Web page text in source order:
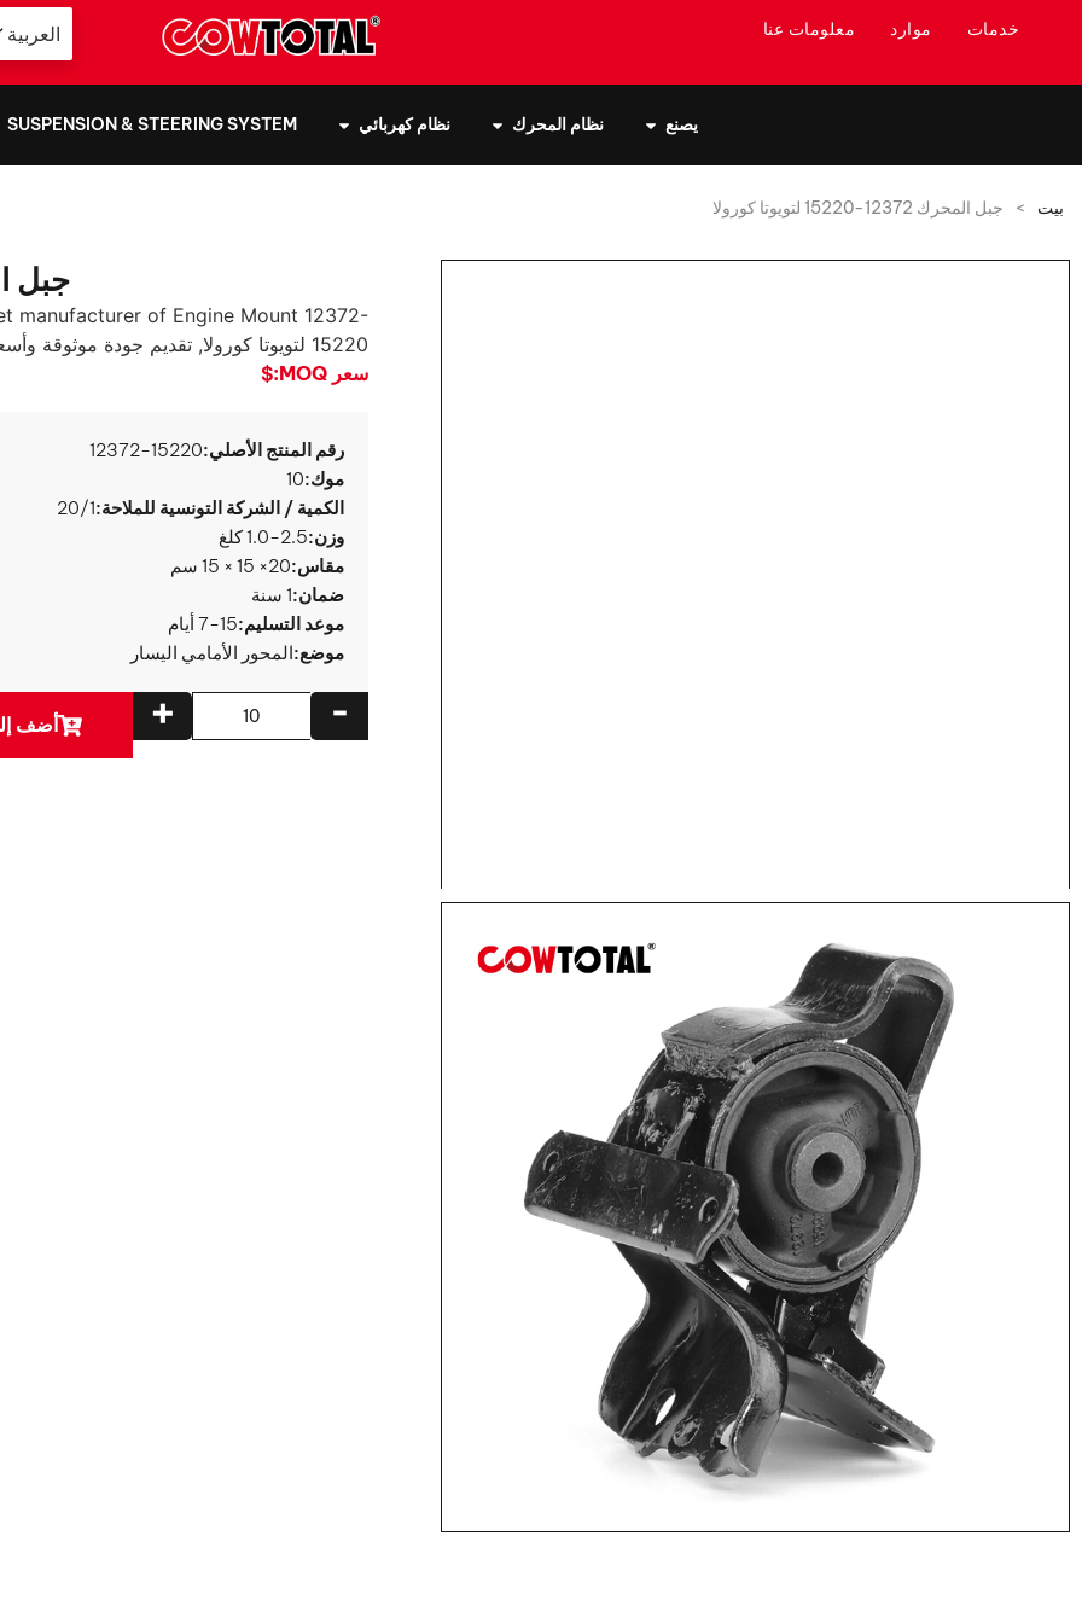
خدمات موارد معلومات عنا العربية
يصنع نظام المحرك نظام كهربائي SUSPENSION & STEERING SYSTEM
بيت > جبل المحرك 12372-15220 لتويوتا كورولا
جبل المحرك
manufacturer of Engine Mount 12372-
15220 لتويوتا كورولا, تقديم جودة موثوقة وأسعار الجملة مباشرة من المصنع.
سعر MOQ:
$
رقم المنتج الأصلي:12372-15220
موك:10
الكمية / الشركة التونسية للملاحة:20/1
وزن:1.0-2.5 كلغ
مقاس:20× 15 × 15 سم
ضمان:1 سنة
موعد التسليم:7-15 أيام
موضع:المحور الأمامي اليسار
+ - أضف